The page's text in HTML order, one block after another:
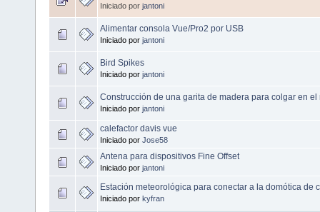
Iniciado por jantoni
Alimentar consola Vue/Pro2 por USB
Iniciado por jantoni
Bird Spikes
Iniciado por jantoni
Construcción de una garita de madera para colgar en el
Iniciado por jantoni
calefactor davis vue
Iniciado por Jose58
Antena para dispositivos Fine Offset
Iniciado por jantoni
Estación meteorológica para conectar a la domótica de
Iniciado por kyfran